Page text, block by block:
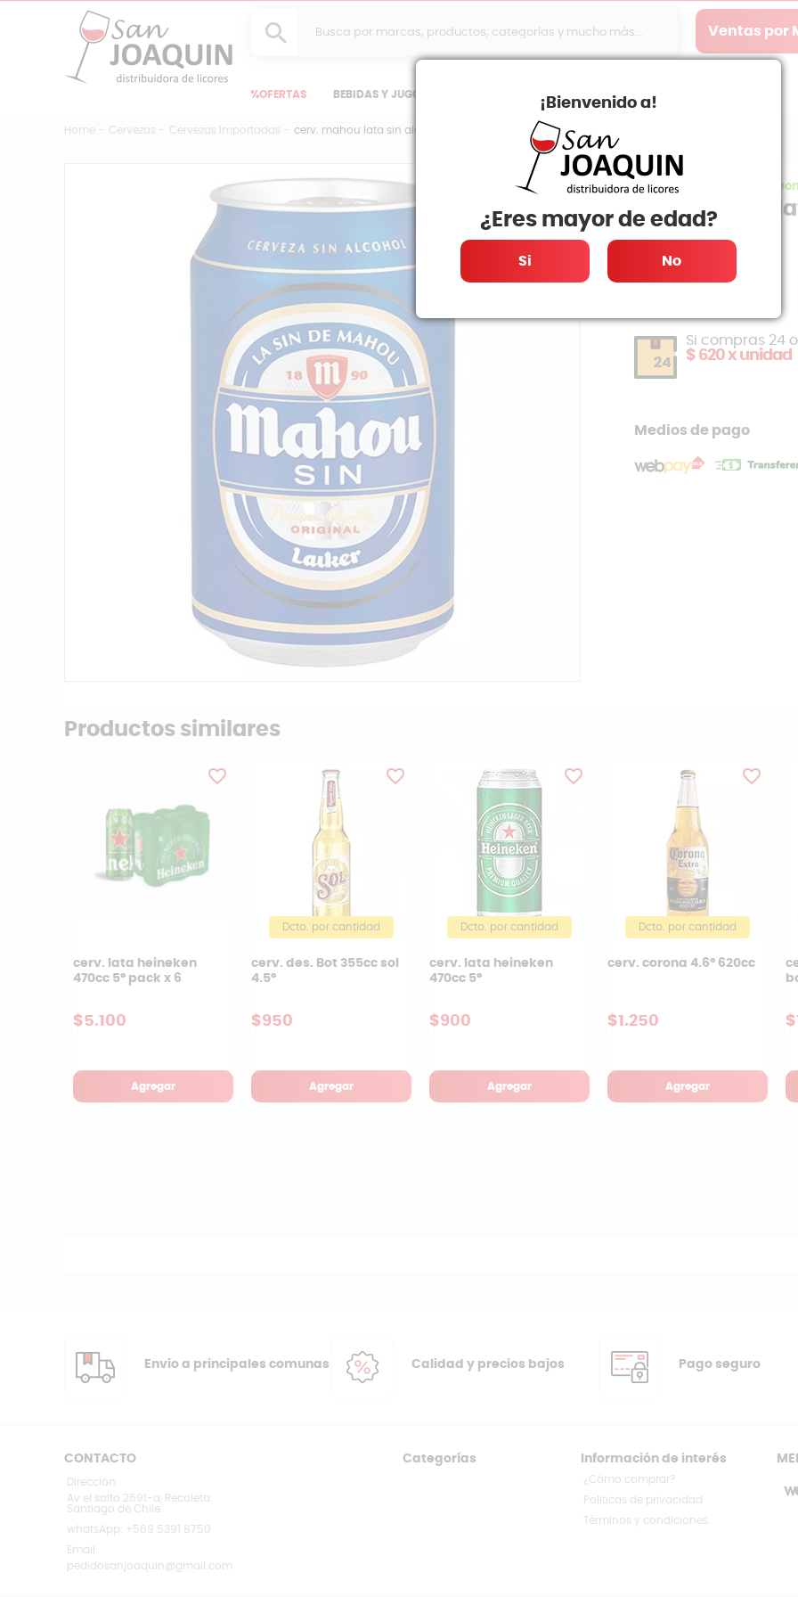
¡Bienvenido a!
¿Eres mayor de edad?
Si No
Ventas por
%OFERTAS BEBIDAS Y JUGOS ESPUMANTES
Home Cervezas Cervezas Importadas cerv. mahou lata sin alcohol 330cc
SKU:003485
SKU:003485 Stock
cerv. mahou
$700
24
Si compras 24
$ 620 x unidad
Medios de pago
Productos similares
favorite_border
cerv. lata heineken
470cc 5° pack x 6
$5.100
Agregar
favorite_border
Dcto. por cantidad
cerv. des. Bot 355cc sol
4.5°
$950
Agregar
favorite_border
Dcto. por cantidad
cerv. lata heineken
470cc 5°
$900
Agregar
favorite_border
Dcto. por cantidad
cerv. corona 4.6° 620cc
$1.250
Agregar
Envio a principales comunas Calidad y precios bajos Pago seguro
CONTACTO
Dirección:
Av el salto 2691-a, Recoleta.
Santiago de Chile.
whatsApp: +569 5391 8750
Email:
pedidosanjoaquin@gmail.com
Categorías Información de interés
¿Cómo comprar?
Políticas de privacidad
Términos y condiciones